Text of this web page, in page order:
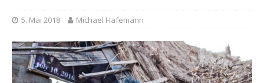
5. Mai 2018 Michael Hafemann